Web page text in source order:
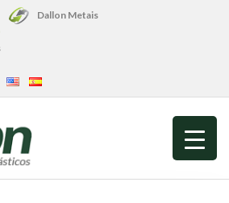
Dallon Metais